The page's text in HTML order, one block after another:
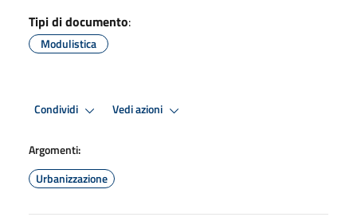
Tipi di documento:
Modulistica
Condividi Vedi azioni
Argomenti:
Urbanizzazione